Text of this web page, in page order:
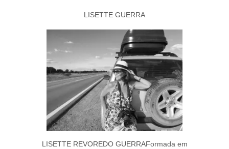
LISETTE GUERRA
LISETTE REVOREDO GUERRAFormada em